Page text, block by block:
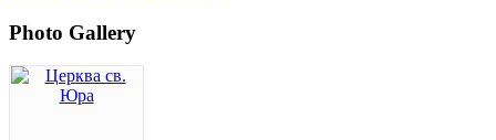
Photo Gallery